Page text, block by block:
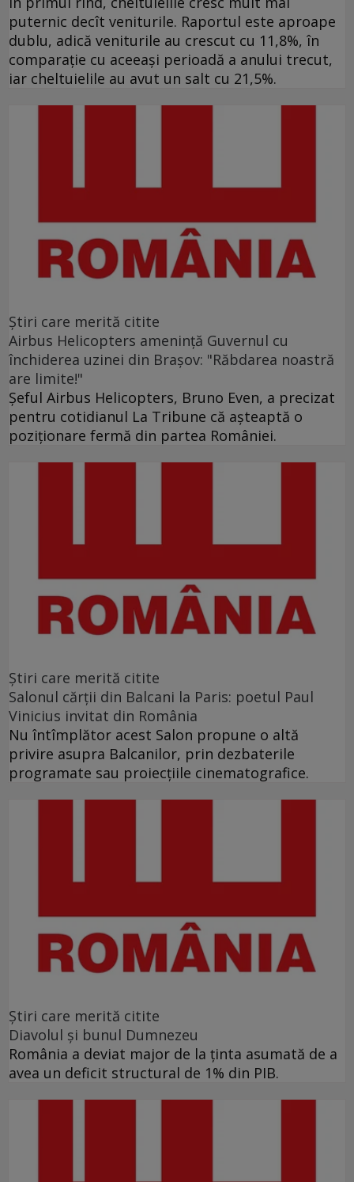
puternic decît veniturile. Raportul este aproape
dublu, adică veniturile au crescut cu 11,8%, în
comparație cu aceeași perioadă a anului trecut,
iar cheltuielile au avut un salt cu 21,5%.
Ştiri care merită citite
Airbus Helicopters amenință Guvernul cu
închiderea uzinei din Brașov: "Răbdarea noastră
are limite!"
Șeful Airbus Helicopters, Bruno Even, a precizat
pentru cotidianul La Tribune că aşteaptă o
poziţionare fermă din partea României.
Ştiri care merită citite
Salonul cărţii din Balcani la Paris: poetul Paul
Vinicius invitat din România
Nu întîmplător acest Salon propune o altă
privire asupra Balcanilor, prin dezbaterile
programate sau proiecţiile cinematografice.
Ştiri care merită citite
Diavolul și bunul Dumnezeu
România a deviat major de la ținta asumată de a
avea un deficit structural de 1% din PIB.